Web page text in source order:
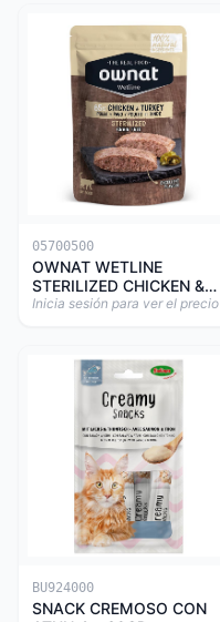
05700500
OWNAT WETLINE
STERILIZED CHICKEN &
TURKEY CAT 85gr
Inicia sesión para ver el precio
BU924000
SNACK CREMOSO CON